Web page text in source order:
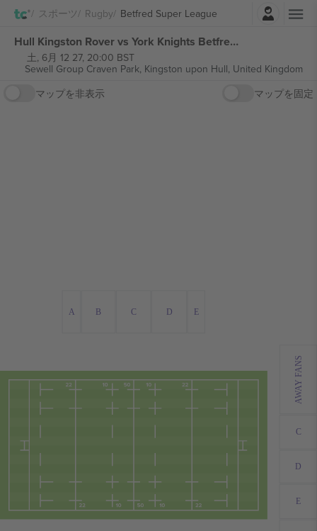
スポーツ Rugby Betfred Super League
ログイン
Hull Kingston Rover vs York Knights Betfred Super League チケット
土, 6月 12 27, 20:00 BST
Sewell Group Craven Park, Kingston upon Hull, United Kingdom
マップを非表示
マップを固定
E
D
C
B
A
E
D
C
AWAY FANS